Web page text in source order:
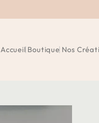
Accueil Boutique Nos